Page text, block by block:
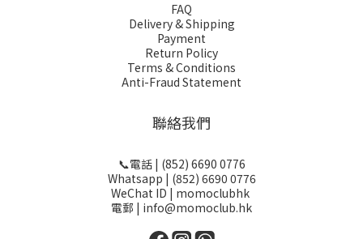
FAQ
Delivery & Shipping
Payment
Return Policy
Terms & Conditions
Anti-Fraud Statement
聯絡我們
📞電話 | (852) 6690 0776
Whatsapp | (852) 6690 0776
WeChat ID | momoclubhk
電郵 | info@momoclub.hk